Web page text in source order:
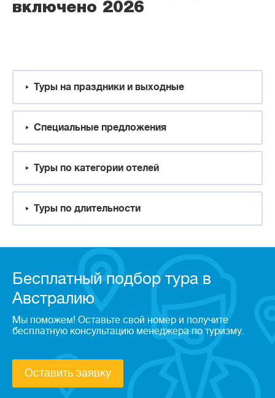
включено 2026
Туры на праздники и выходные
Специальные предложения
Туры по категории отелей
Туры по длительности
Бесплатный подбор тура в
Австралию
Мы поможем! Оставьте свой номер и получите
бесплатную консультацию менеджера по туризму.
Оставить заявку